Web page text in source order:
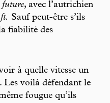
future, avec l’autrichien
Sauf peut-être s’ils
fiabilité des
à quelle vitesse un
Les voilà défendant le
fougue qu’ils